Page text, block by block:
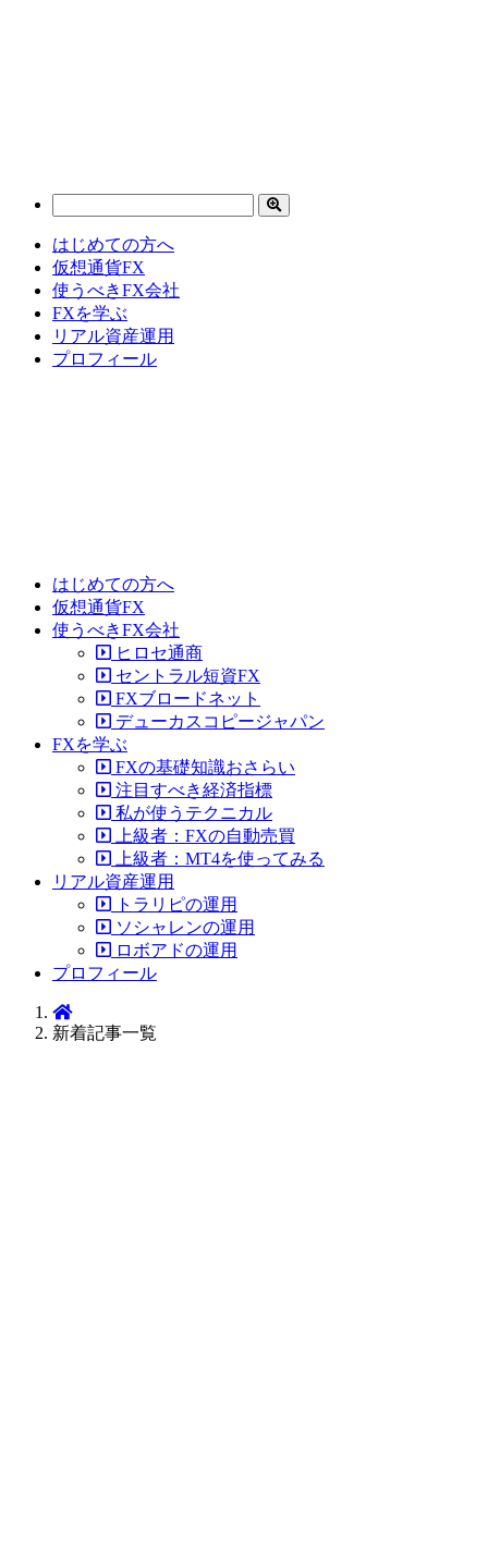
はじめての方へ
仮想通貨FX
使うべきFX会社
FXを学ぶ
リアル資産運用
プロフィール
はじめての方へ
仮想通貨FX
使うべきFX会社
ヒロセ通商
セントラル短資FX
FXブロードネット
デューカスコピージャパン
FXを学ぶ
FXの基礎知識おさらい
注目すべき経済指標
私が使うテクニカル
上級者：FXの自動売買
上級者：MT4を使ってみる
リアル資産運用
トラリピの運用
ソシャレンの運用
ロボアドの運用
プロフィール
新着記事一覧